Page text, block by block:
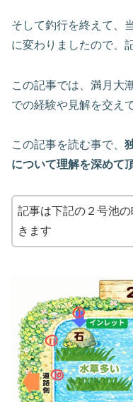
そして釣行を終えて、
に変わりましたので、
この記事では、満月大
での経験や見解を交え
この記事を読む事で、
について理解を深めて
記事は下記の２号池
きます